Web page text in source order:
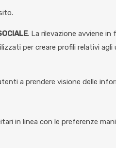
. La rilevazione avviene in
per creare profili relativi agli
a prendere visione delle
in linea con le preferenze